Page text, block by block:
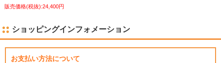
販売価格(税抜):24,400円
ショッピングインフォメーション
お支払い方法について